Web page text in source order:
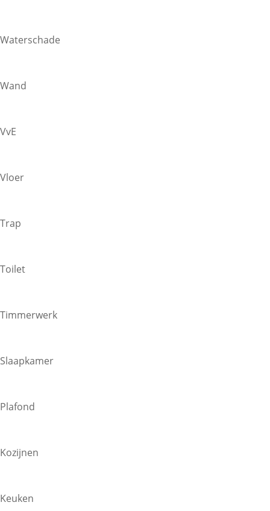
Waterschade
Wand
VvE
Vloer
Trap
Toilet
Timmerwerk
Slaapkamer
Plafond
Kozijnen
Keuken